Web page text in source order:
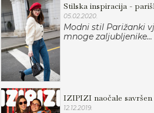
Stilska inspiracija -
05.02.2020.
Modni stil Parižanki
mnoge zaljubljenike...
IZIPIZI naočale
12.12.2019.